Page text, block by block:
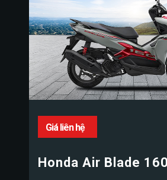
Giá liên hệ
Honda Air Blade